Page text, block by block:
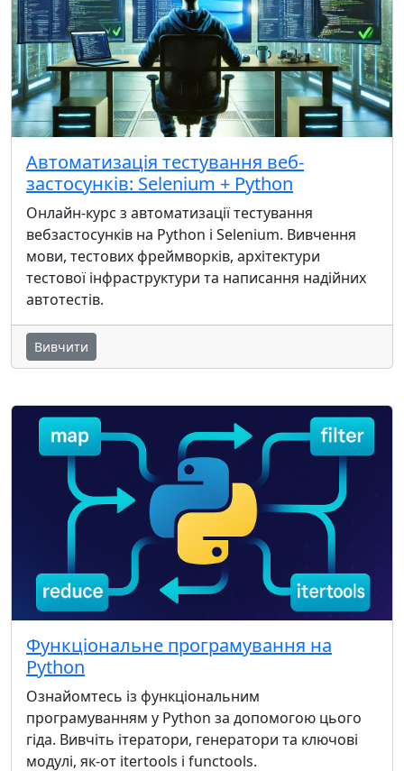
Автоматизація тестування веб-
застосунків: Selenium + Python
Онлайн-курс з автоматизації тестування
вебзастосунків на Python і Selenium. Вивчення
мови, тестових фреймворків, архітектури
тестової інфраструктури та написання надійних
автотестів.
Вивчити
Функціональне програмування на
Python
Ознайомтесь із функціональним
програмуванням у Python за допомогою цього
гіда. Вивчіть ітератори, генератори та ключові
модулі, як-от itertools і functools.